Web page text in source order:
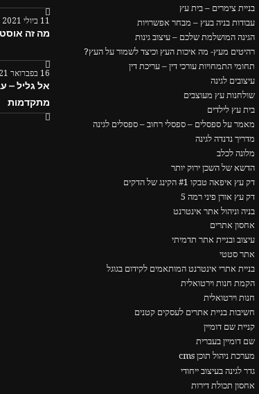
11 ביולי 2021
מה זה
16 בפברואר 2021
אל גליל –
מתקדמות
בניית צימרים – בית עץ
עבודות בניה בעץ – מבחר אפשרויות
הגינה המושלמת שלכם – עיצוב גינות
רהיטים מעץ- מה איכות העץ וכיצד לשמור על העץ?
תחומי התמחויות עורכי דין – עריכת דין
עיצובים לגינה
שולחנות עץ מעוצבים
בית עץ לילדים
מאמר על ספסלים – ספסלי רחוב – ספסלים לגינה
מדריך נדנדה לגינה
מלונה לכלב
הדשא של השכן ירוק יותר
דק עץ איפאה טבקו #1 הקינג של הדקים
דק עץ אורן פיני רמה 5
בניה וניהול אתר אינטרנט
אחסון אתרים
עיצוב ובניית אתר תדמיתי
אתר סטטי
בניית אתרי אינטרנט המותאמים לקידום בגוגל
הקמת חנות וירטואלית
חנות וירטואלית
חשיבות בניית אתרים לעסקים קטנים
קניית שם דומיין
שם דומיין בעברית
מערכת ניהול תוכן cms
גדר לגינה בעיצוב ייחודי
אחסון תכולת דירות